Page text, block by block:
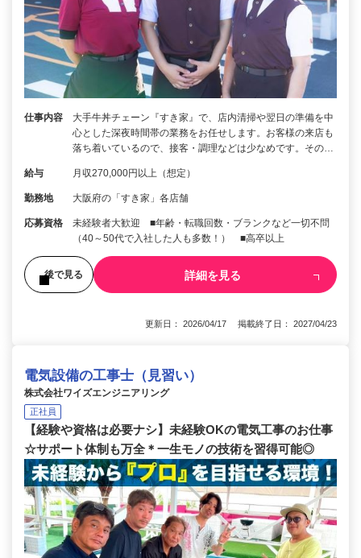
仕事内容
大手牛丼チェーン『すき家』で、店内清掃や翌日の準備を中
心とした深夜時間帯の業務をお任せします。お客様の来店も
落ち着いているので、接客・調理などは少なめです。その…
給与 月収270,000円以上（想定）
勤務地 大阪府の「すき家」各店舗
応募資格
未経験者大歓迎 ■年齢・転職回数・ブランクなど一切不問
（40～50代で入社した人も多数！） ■高卒以上
後で見る 詳細を見る
更新日： 2026/04/17 掲載終了日： 2027/04/23
電気設備の工事士（見習い）
株式会社ワイズエンジニアリング
正社員
【経験や資格は必要ナシ】未経験OKの電気工事のお仕事
☆サポート体制も万全＊一生モノの技術を習得可能◎